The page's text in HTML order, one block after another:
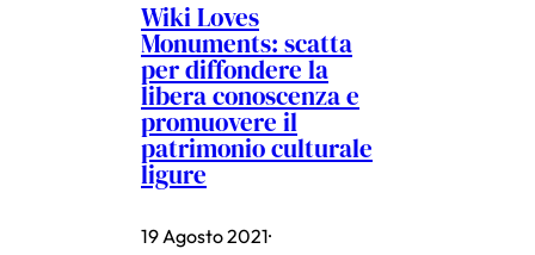
Wiki Loves
Monuments: scatta
per diffondere la
libera conoscenza e
promuovere il
patrimonio culturale
ligure
19 Agosto 2021·